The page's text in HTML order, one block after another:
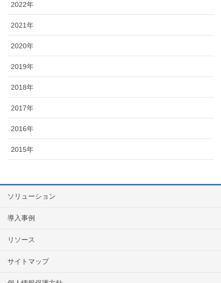
2022年
2021年
2020年
2019年
2018年
2017年
2016年
2015年
ソリューション
導入事例
リソース
サイトマップ